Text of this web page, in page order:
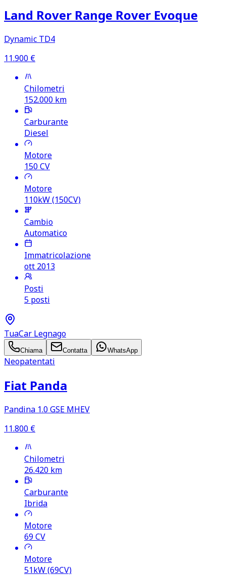
Land Rover Range Rover Evoque
Dynamic TD4
11.900 €
Chilometri
152.000 km
Carburante
Diesel
Motore
150CV
Motore
110kW (150CV)
Cambio
Automatico
Immatricolazione
ott 2013
Posti
5 posti
TuaCar Legnago
Chiama Contatta WhatsApp
Neopatentati
Fiat Panda
Pandina 1.0 GSE MHEV
11.800 €
Chilometri
26.420 km
Carburante
Ibrida
Motore
69CV
Motore
51kW (69CV)